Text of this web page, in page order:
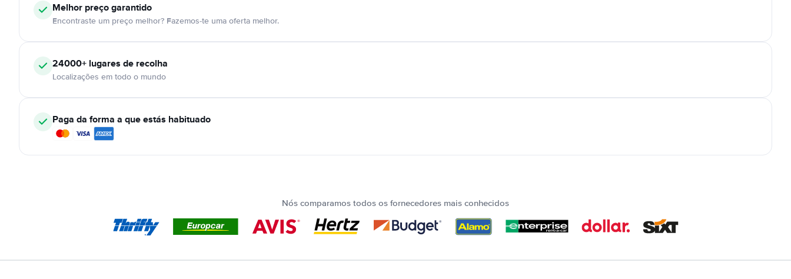
Melhor preço garantido
Encontraste um preço melhor? Fazemos-te uma oferta melhor.
24000+ lugares de recolha
Localizações em todo o mundo
Paga da forma a que estás habituado
Nós comparamos todos os fornecedores mais conhecidos